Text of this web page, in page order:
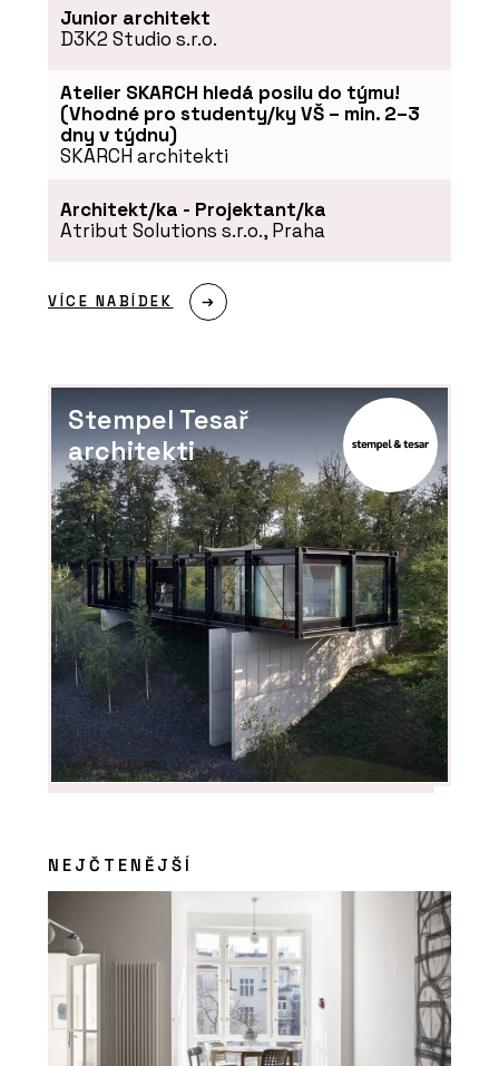
Junior architekt
D3K2 Studio s.r.o.
Atelier SKARCH hledá posilu do týmu!
(Vhodné pro studenty/ky VŠ – min. 2–3
dny v týdnu)
SKARCH architekti
Architekt/ka - Projektant/ka
Atribut Solutions s.r.o., Praha
VÍCE NABÍDEK
Stempel Tesař
architekti
NEJČTENĚJŠÍ